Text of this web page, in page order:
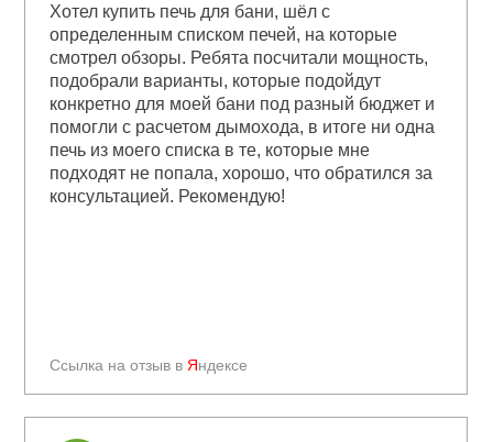
Ссылка на отзыв в Яндексе
Хотел купить печь для бани, шёл с
определенным списком печей, на которые
смотрел обзоры. Ребята посчитали мощность,
подобрали варианты, которые подойдут
конкретно для моей бани под разный бюджет и
помогли с расчетом дымохода, в итоге ни одна
печь из моего списка в те, которые мне
подходят не попала, хорошо, что обратился за
консультацией. Рекомендую!